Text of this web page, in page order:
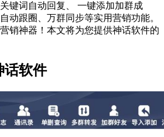
键词自动回复、 一键添加加群成
动跟圈、万群同步等实用营销功能。
销神器！本文将为您提供神话软件的
话软件